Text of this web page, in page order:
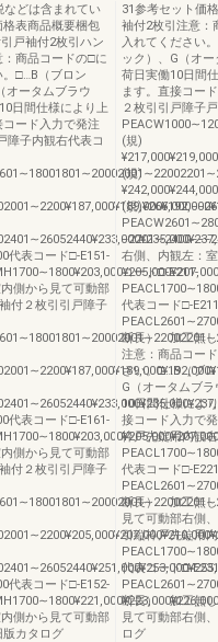
などは含まれてい
表商品概要梱包
戸袖付2枚引ハン
商品コードの□に
□…B（ブロン
オータムブラウ
日間仕様により上
ード入力で発注
障子内観右代表コ
代表コード□-E151-
側から見て可動部
付２枚引引戸障子
代表コード□-E161-
側から見て可動部
付２枚引引戸障子
代表コード□-E152-
側から見て可動部
版カタログ
31参考セット価
袖付2枚引注意：
入れてください
ック）、G（オ
荷日実働10日間
ます。直接コー
２枚引引戸障子
(規)
(規)
(規
右側、内観左：
コード□-E211-
代表コード□-
断長） 加工無し
注意：商品コー
さい。□…B（ブ
G（オータムブ
10日間仕様によ
接コード入力で
枠戸先錠用内観
代表コード□-
断長） 加工無し
見て可動部右側
引縦枠戸先錠用
代表コード□-
断長） 加工無し
見て可動部右側
ログ